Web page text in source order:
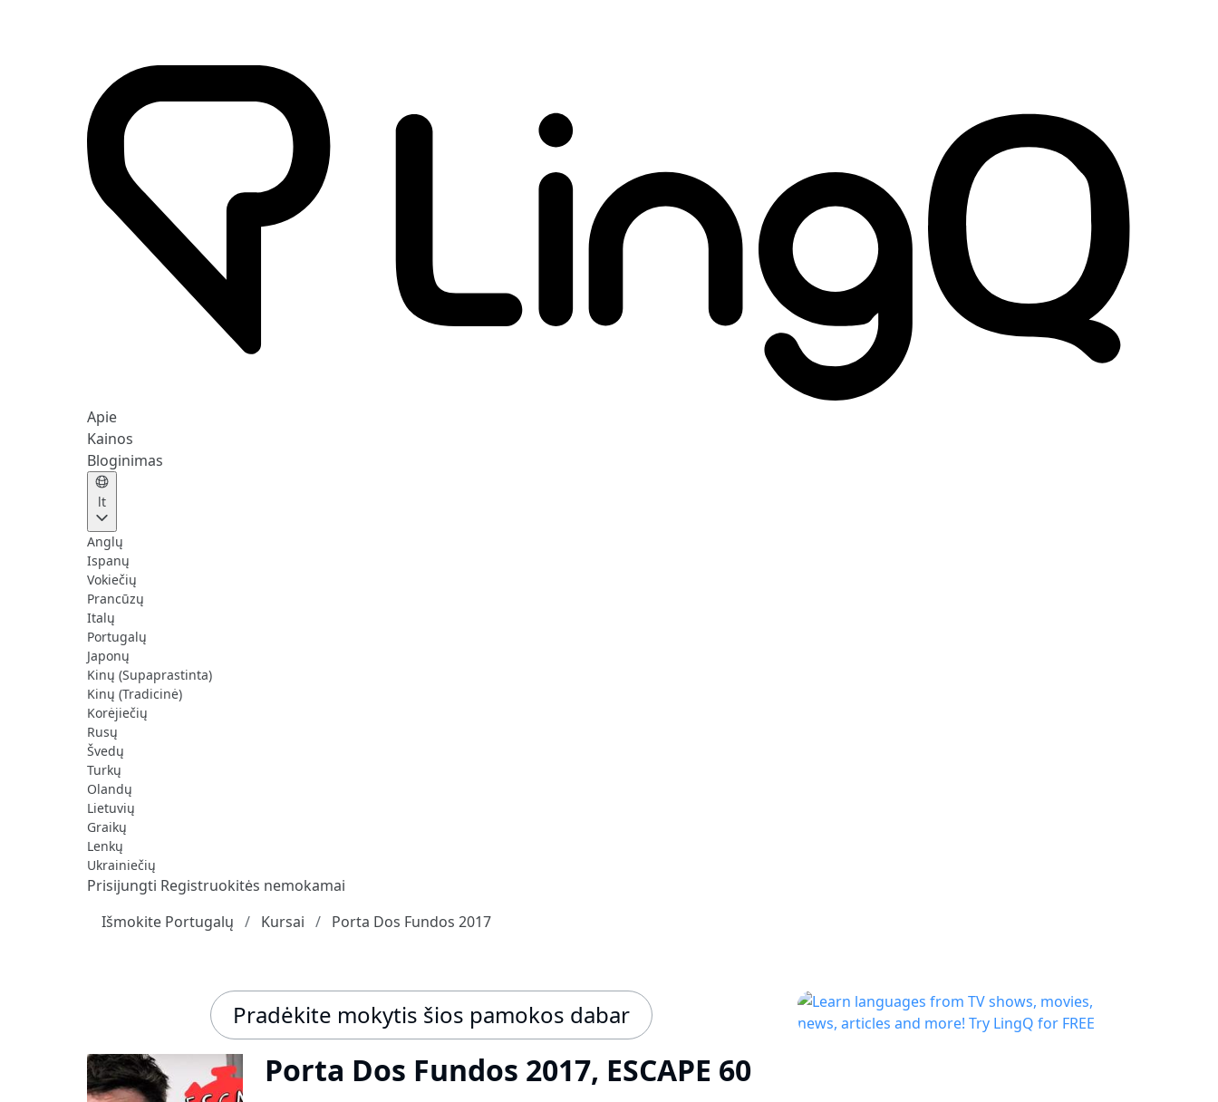
Apie
Kainos
Bloginimas
lt
Anglų
Ispanų
Vokiečių
Prancūzų
Italų
Portugalų
Japonų
Kinų (Supaprastinta)
Kinų (Tradicinė)
Korėjiečių
Rusų
Švedų
Turkų
Olandų
Lietuvių
Graikų
Lenkų
Ukrainiečių
Prisijungti Registruokitės nemokamai
Išmokite Portugalų
Kursai Porta Dos Fundos 2017
Pradėkite mokytis šios pamokos dabar
Porta Dos Fundos 2017, ESCAPE 60